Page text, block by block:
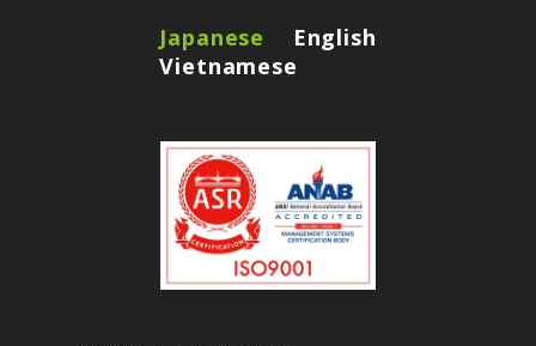
Japanese
English
Vietnamese